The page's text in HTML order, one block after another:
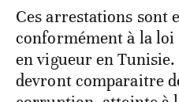
Ces arrestations sont
conformément à la loi
en vigueur en Tunisie.
devront comparaitre